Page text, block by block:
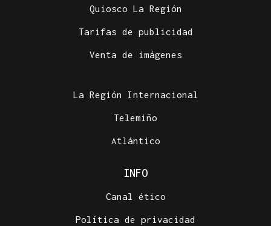
Quiosco La Región
Tarifas de publicidad
Venta de imágenes
La Región Internacional
Telemiño
Atlántico
INFO
Canal ético
Política de privacidad